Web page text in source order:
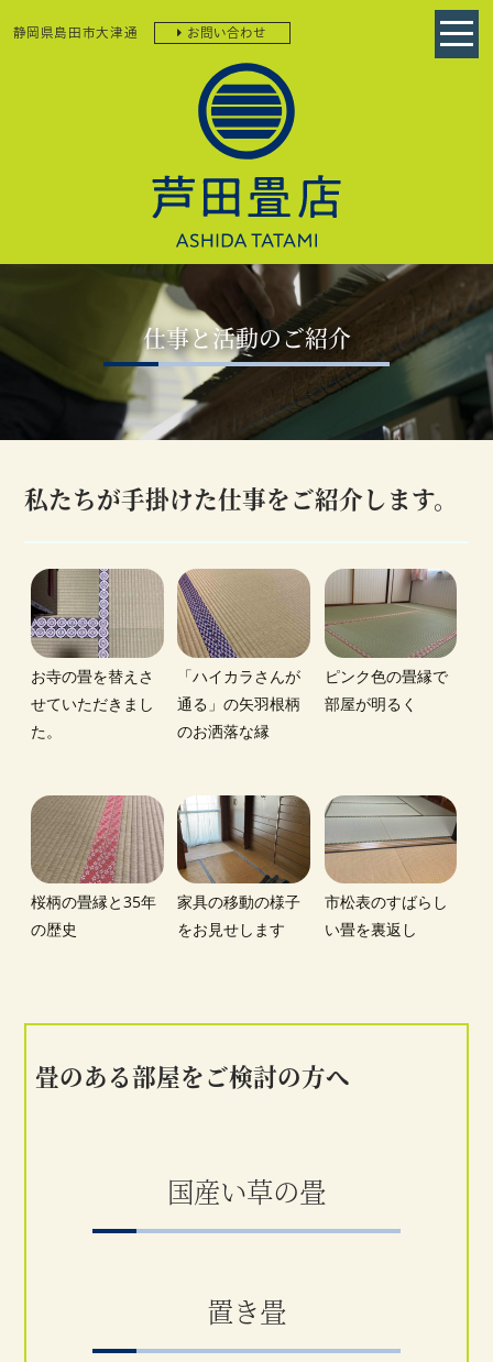
静岡県島田市大津通 お問い合わせ
仕事と活動のご紹介
私たちが手掛けた仕事をご紹介します。
お寺の畳を替えさ
せていただきまし
た。
「ハイカラさんが
通る」の矢羽根柄
のお洒落な縁
ピンク色の畳縁で
部屋が明るく
桜柄の畳縁と35年
の歴史
家具の移動の様子
をお見せします
市松表のすばらし
い畳を裏返し
畳のある部屋をご検討の方へ
国産い草の畳
置き畳